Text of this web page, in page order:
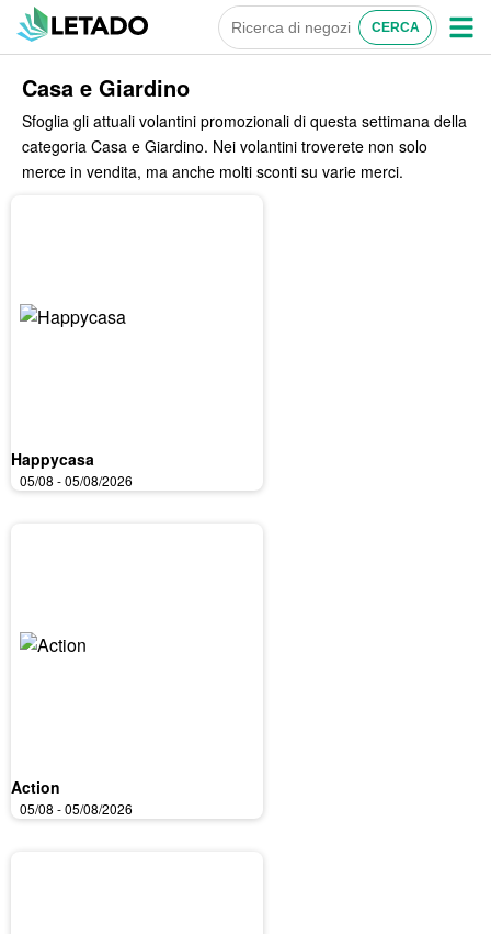
Casa e Giardino
Sfoglia gli attuali volantini promozionali di questa settimana della
categoria Casa e Giardino. Nei volantini troverete non solo
merce in vendita, ma anche molti sconti su varie merci.
Happycasa
05/08 - 05/08/2026
Action
05/08 - 05/08/2026